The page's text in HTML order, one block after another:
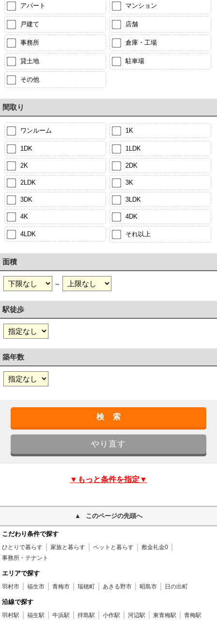
アパート マンション
戸建て 店舗
事務所 倉庫・工場
貸土地 駐車場
その他
間取り
ワンルーム 1K
1DK 1LDK
2K 2DK
2LDK 3K
3DK 3LDK
4K 4DK
4LDK それ以上
面積
～
駅徒歩
築年数
▼もっと条件を指定▼
このページの先頭へ
こだわり条件で探す
ひとりで暮らす 家族と暮らす ペットと暮らす
敷金礼金0
事務所・テナント
エリアで探す
羽村市 福生市 青梅市 瑞穂町 あきる野市 昭島市 日の出町
沿線で探す
羽村駅 福生駅 牛浜駅 拝島駅 小作駅 河辺駅 東青梅駅 青梅駅